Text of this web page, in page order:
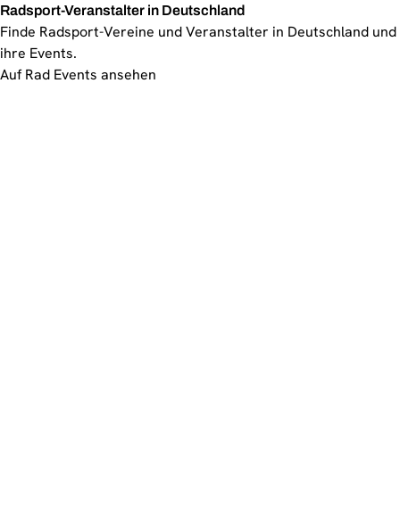
Radsport-Veranstalter in Deutschland
Finde Radsport-Vereine und Veranstalter in Deutschland und
ihre Events.
Auf Rad Events ansehen